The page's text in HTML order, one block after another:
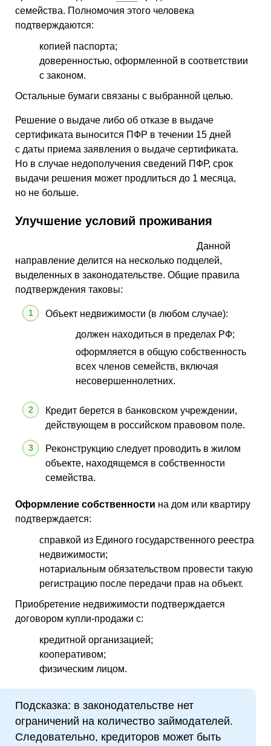
семейства. Полномочия этого человека
подтверждаются:
копией паспорта;
доверенностью, оформленной в соответствии
с законом.
Остальные бумаги связаны с выбранной целью.
Решение о выдаче либо об отказе в выдаче
сертификата выносится ПФР в течении 15 дней
с даты приема заявления о выдаче сертификата.
Но в случае недополучения сведений ПФР, срок
выдачи решения может продлиться до 1 месяца,
но не больше.
Улучшение условий проживания
Данной
направление делится на несколько подцелей,
выделенных в законодательстве. Общие правила
подтверждения таковы:
Объект недвижимости (в любом случае):
должен находиться в пределах РФ;
оформляется в общую собственность
всех членов семейств, включая
несовершеннолетних.
Кредит берется в банковском учреждении,
действующем в российском правовом поле.
Реконструкцию следует проводить в жилом
объекте, находящемся в собственности
семейства.
Оформление собственности на дом или квартиру
подтверждается:
справкой из Единого государственного реестра
недвижимости;
нотариальным обязательством провести такую
регистрацию после передачи прав на объект.
Приобретение недвижимости подтверждается
договором купли-продажи с:
кредитной организацией;
кооперативом;
физическим лицом.
Подсказка: в законодательстве нет
ограничений на количество займодателей.
Следовательно, кредиторов может быть